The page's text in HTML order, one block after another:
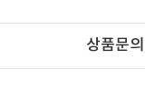
상품문의